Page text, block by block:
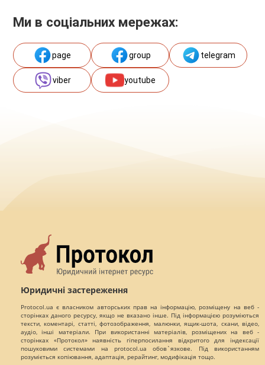
Ми в соціальних мережах:
page group telegram
viber youtube
Юридичні застереження
Protocol.ua є власником авторських прав на інформацію, розміщену на веб -
сторінках даного ресурсу, якщо не вказано інше. Під інформацією розуміються
тексти, коментарі, статті, фотозображення, малюнки, ящик-шота, скани, відео,
аудіо, інші матеріали. При використанні матеріалів, розміщених на веб -
сторінках «Протокол» наявність гіперпосилання відкритого для індексації
пошуковими системами на protocol.ua обов`язкове. Під використанням
розуміється копіювання, адаптація, рерайтинг, модифікація тощо.